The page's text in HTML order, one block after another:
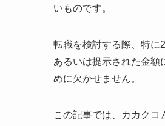
いものです。
転職を検討する際、特に
あるいは提示された金額
めに欠かせません。
この記事では、カカク